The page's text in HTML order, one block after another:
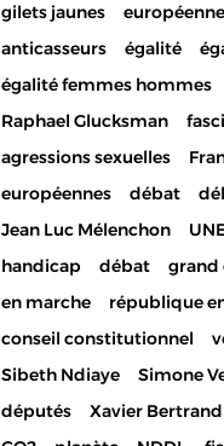
SUIVEZ NOUS:
gilets jaunes
anticasseurs
égalité
égalité femmes hommes
Raphael Glucksman
agressions sexuelles
européennes
débat
Jean Luc Mélenchon
handicap
débat grand
en marche
république
conseil constitutionnel
Sibeth Ndiaye
Simone
députés
Xavier Bertrand